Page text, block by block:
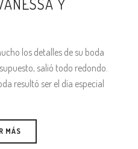
Y
los detalles de su boda
salió todo redondo.
resultó ser el día especial
MÁS